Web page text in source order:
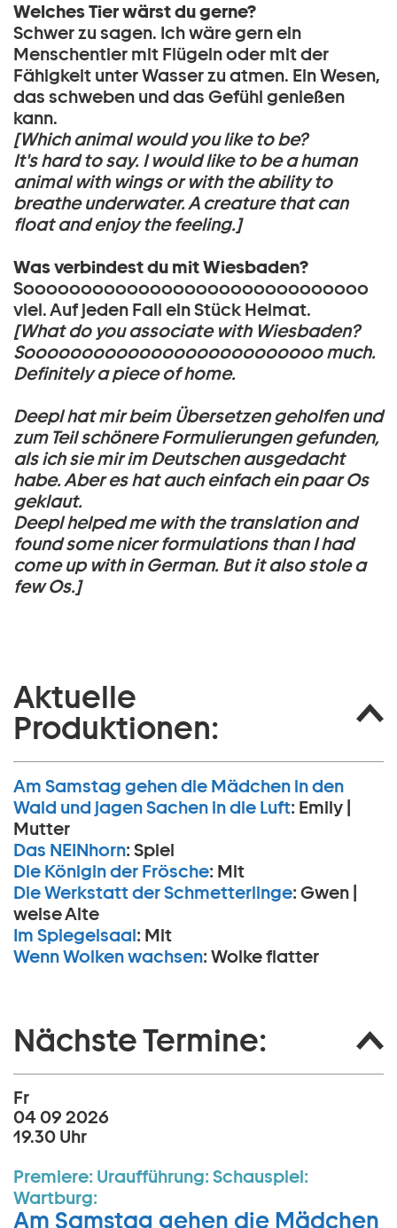
Welches Tier wärst du gerne?
Schwer zu sagen. Ich wäre gern ein
Menschentier mit Flügeln oder mit der
Fähigkeit unter Wasser zu atmen. Ein Wesen,
das schweben und das Gefühl genießen
kann.
[Which animal would you like to be?
It's hard to say. I would like to be a human
animal with wings or with the ability to
breathe underwater. A creature that can
float and enjoy the feeling.]
Was verbindest du mit Wiesbaden?
Soooooooooooooooooooooooooooooo
viel. Auf jeden Fall ein Stück Heimat.
[What do you associate with Wiesbaden?
Soooooooooooooooooooooooooo much.
Definitely a piece of home.
Deepl hat mir beim Übersetzen geholfen und
zum Teil schönere Formulierungen gefunden,
als ich sie mir im Deutschen ausgedacht
habe. Aber es hat auch einfach ein paar Os
geklaut.
Deepl helped me with the translation and
found some nicer formulations than I had
come up with in German. But it also stole a
few Os.]
Aktuelle
Produktionen:
Am Samstag gehen die Mädchen in den
Wald und jagen Sachen in die Luft: Emily |
Mutter
Das NEINhorn: Spiel
Die Königin der Frösche: Mit
Die Werkstatt der Schmetterlinge: Gwen |
weise Alte
Im Spiegelsaal: Mit
Wenn Wolken wachsen: Wolke flatter
Nächste Termine:
Fr
04 09 2026
19.30 Uhr
Premiere: Uraufführung: Schauspiel:
Wartburg:
Am Samstag gehen die Mädchen